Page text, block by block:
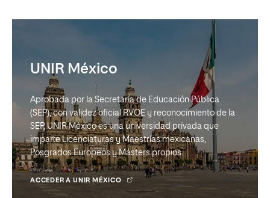
UNIR México
Aprobada por la Secretaría de Educación Pública
(SEP), con validez oficial RVOE y reconocimiento de la
SEP, UNIR México es una universidad privada que
imparte Licenciaturas y Maestrías mexicanas,
Posgrados Europeos y Másters propios.
ACCEDER A UNIR MÉXICO